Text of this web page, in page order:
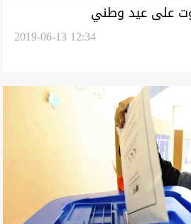
على عيد وطني
2019-06-13 12:34